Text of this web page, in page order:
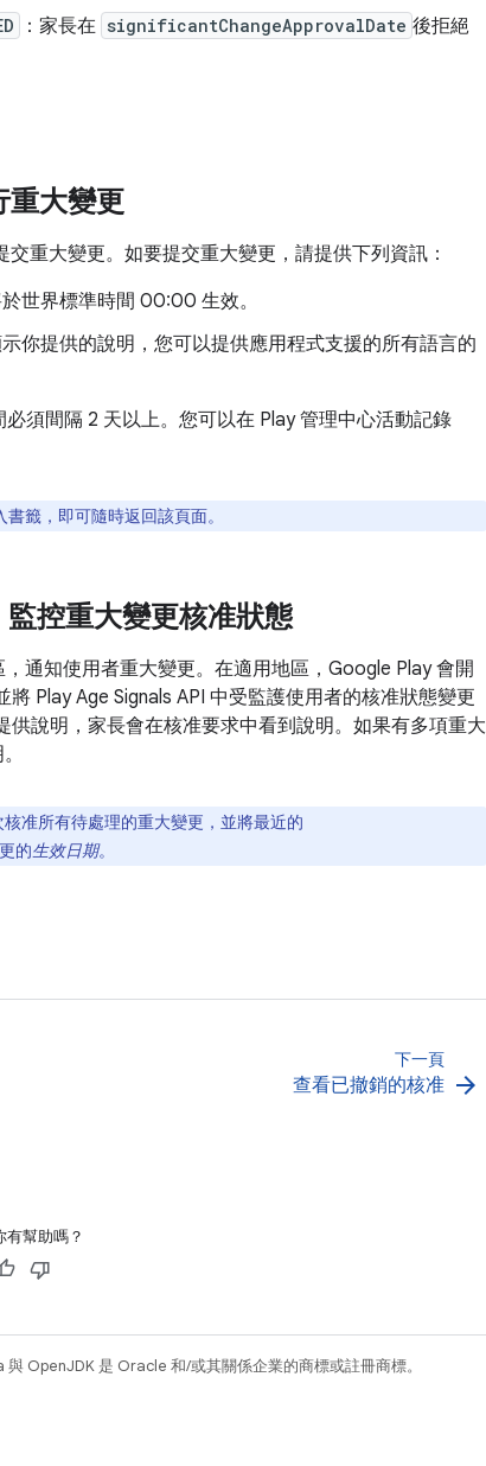
：家長在 significantChangeApprovalDate 後拒絕
重大變更
交重大變更。如要提交重大變更，請提供下列資訊：
世界標準時間 00:00 生效。
你提供的說明，您可以提供應用程式支援的所有語言的
須間隔 2 天以上。您可以在 Play 管理中心活動記錄
書籤，即可隨時返回該頁面。
控重大變更核准狀態
通知使用者重大變更。在適用地區，Google Play 會開
Play Age Signals API 中受監護使用者的核准狀態變更
說明，家長會在核准要求中看到說明。如果有多項重大
准所有待處理的重大變更，並將最近的
的生效日期。
下一頁
查看已撤銷的核准 arrow_forward
有幫助嗎？
OpenJDK 是 Oracle 和/或其關係企業的商標或註冊商標。